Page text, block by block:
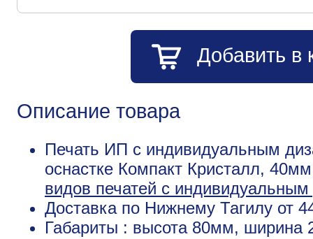
Добавить в
Описание товара
Печать ИП с индивидуальным
оснастке Компакт Кристалл,
видов печатей с
Доставка по Нижнему Тагилу от
Габариты : высота 80мм, ширина